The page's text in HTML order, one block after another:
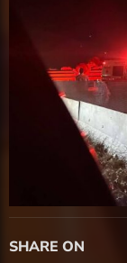
SHARE ON